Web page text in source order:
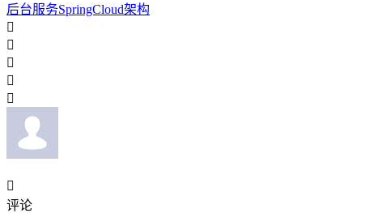
后台服务SpringCloud架构






评论